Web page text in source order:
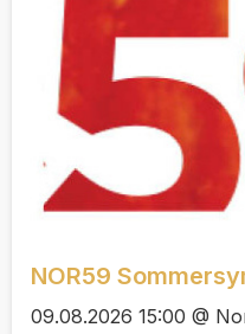
NOR59
09.08.2026 15:00 @